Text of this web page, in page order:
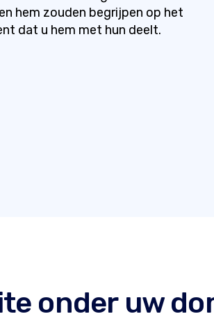
hem zouden begrijpen op het
dat u hem met hun deelt.
onder uw